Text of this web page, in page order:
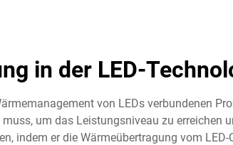
in der LED-
von LEDs verbundenen
um das Leistungsniveau zu erreichen
indem er die Wärmeübertragung vom